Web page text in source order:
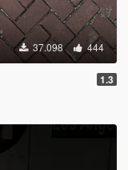
37.098 444
1.3